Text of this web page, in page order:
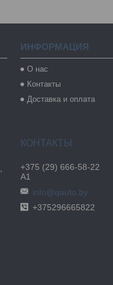
ИНФОРМАЦИЯ
О нас
Контакты
Доставка и оплата
+375 (29) 666-58-22
А1
info@qauto.by
+375296665822